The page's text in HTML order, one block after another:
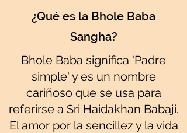
¿Qué es la Bhole Baba
Sangha?
Bhole Baba significa 'Padre
simple' y es un nombre
cariñoso que se usa para
referirse a Sri Haidakhan Babaji.
El amor por la sencillez y la vida
Translate
USEnglish